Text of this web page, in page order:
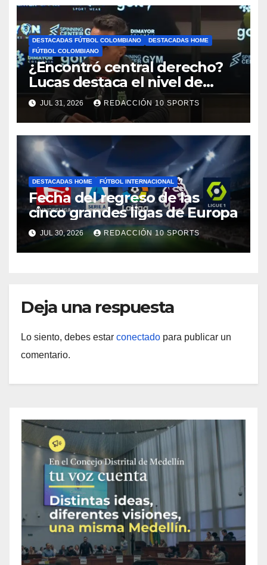
DESTACADAS FÚTBOL COLOMBIANO
DESTACADAS HOME
FÚTBOL COLOMBIANO
¿Encontró central derecho?
Lucas destaca el nivel de
Néider Parra
JUL 31, 2026 REDACCIÓN 10 SPORTS
DESTACADAS HOME FÚTBOL INTERNACIONAL
Fecha del regreso de las
cinco grandes ligas de Europa
JUL 30, 2026 REDACCIÓN 10 SPORTS
Deja una respuesta
Lo siento, debes estar conectado para publicar un
comentario.